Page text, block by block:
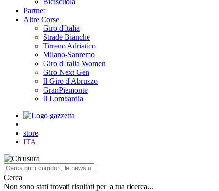
Biciscuola
Partner
Altre Corse
Giro d'Italia
Strade Bianche
Tirreno Adriatico
Milano-Sanremo
Giro d'Italia Women
Giro Next Gen
Il Giro d'Abruzzo
GranPiemonte
Il Lombardia
store
ITA
Cerca
Non sono stati trovati risultati per la tua ricerca...